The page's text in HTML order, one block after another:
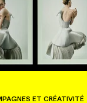
ET CRÉATIVITÉ